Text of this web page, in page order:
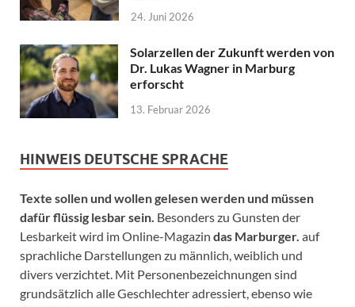
24. Juni 2026
Solarzellen der Zukunft werden von
Dr. Lukas Wagner in Marburg
erforscht
13. Februar 2026
HINWEIS DEUTSCHE SPRACHE
Texte sollen und wollen gelesen werden und müssen
dafür flüssig lesbar sein. Besonders zu Gunsten der
Lesbarkeit wird im Online-Magazin das Marburger. auf
sprachliche Darstellungen zu männlich, weiblich und
divers verzichtet. Mit Personenbezeichnungen sind
grundsätzlich alle Geschlechter adressiert, ebenso wie